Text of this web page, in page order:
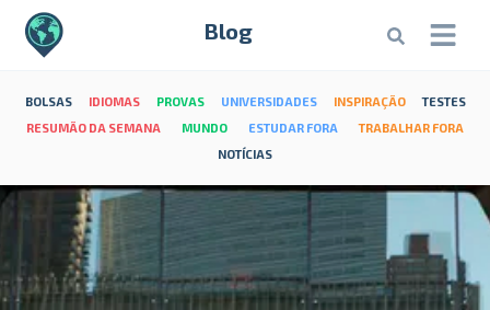
Blog
BOLSAS IDIOMAS PROVAS UNIVERSIDADES INSPIRAÇÃO
TESTES
RESUMÃO DA SEMANA
MUNDO ESTUDAR FORA
TRABALHAR FORA
NOTÍCIAS